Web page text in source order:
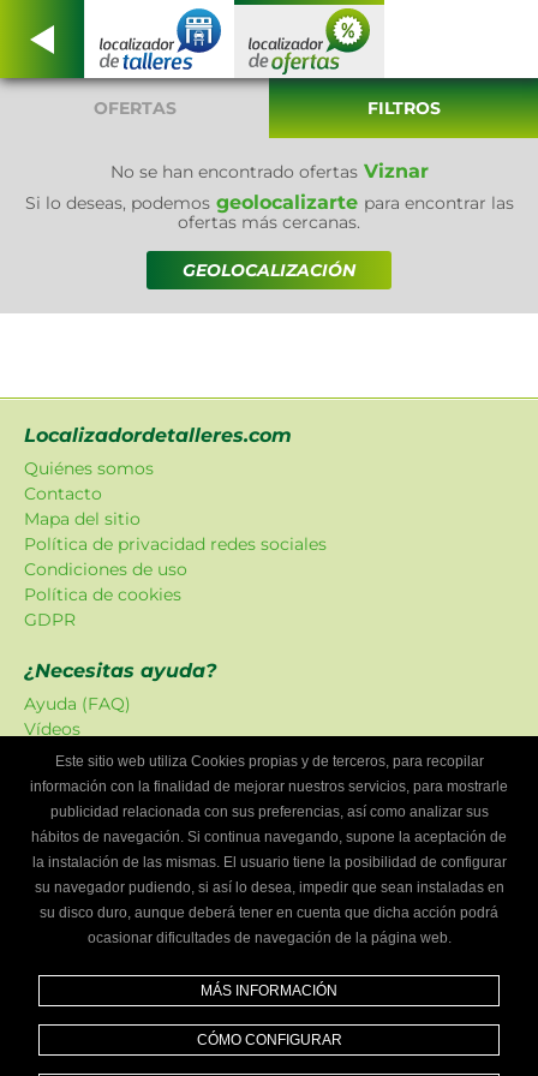
OFERTAS FILTROS
No se han encontrado ofertasViznar
Si lo deseas, podemosgeolocalizarte para encontrar las
ofertas más cercanas.
GEOLOCALIZACIÓN
Localizadordetalleres.com
Quiénes somos
Contacto
Mapa del sitio
Política de privacidad redes sociales
Condiciones de uso
Política de cookies
GDPR
¿Necesitas ayuda?
Ayuda (FAQ)
Vídeos
Atención al cliente
Oferta Localizadordetalleres
Las promociones han sido creadas en exclusiva para
nuestra plataforma.
¿Eres un taller mecánico?
Escríbenos y te informaremos cómo formar parte de
Este sitio web utiliza Cookies propias y de terceros, para recopilar
información con la finalidad de mejorar nuestros servicios, para mostrarle
publicidad relacionada con sus preferencias, así como analizar sus
hábitos de navegación. Si continua navegando, supone la aceptación de
la instalación de las mismas. El usuario tiene la posibilidad de configurar
su navegador pudiendo, si así lo desea, impedir que sean instaladas en
su disco duro, aunque deberá tener en cuenta que dicha acción podrá
ocasionar dificultades de navegación de la página web.
MÁS INFORMACIÓN
CÓMO CONFIGURAR